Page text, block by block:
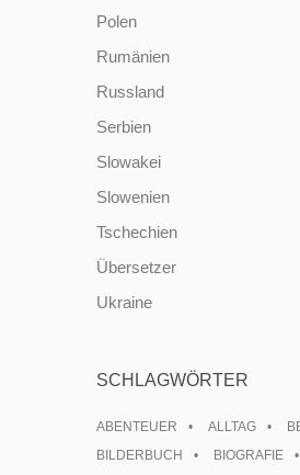
Polen
Rumänien
Russland
Serbien
Slowakei
Slowenien
Tschechien
Übersetzer
Ukraine
SCHLAGWÖRTER
ABENTEUER ALLTAG
BILDERBUCH
BIOGRAFIE